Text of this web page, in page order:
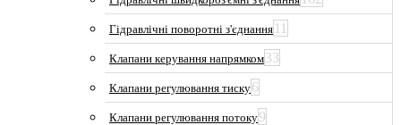
Гідравлічні поворотні з'єднання 11
Клапани керування напрямком33
Клапани регулювання тиску6
Клапани регулювання потоку9